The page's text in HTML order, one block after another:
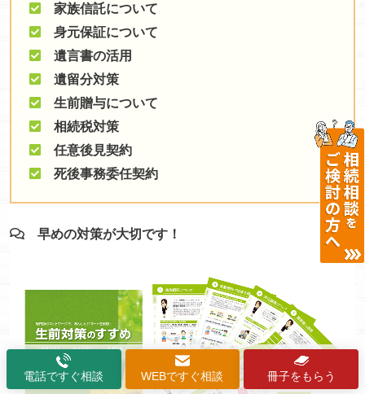
家族信託について
身元保証について
遺言書の活用
遺留分対策
生前贈与について
相続税対策
任意後見契約
死後事務委任契約
早めの対策が大切です！
電話ですぐ相談 WEBですぐ相談 冊子をもらう